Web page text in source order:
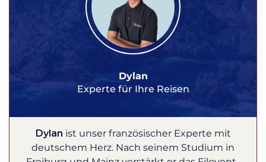
Dylan
Experte für Ihre Reisen
Dylan ist unser französischer Experte mit
deutschem Herz. Nach seinem Studium in